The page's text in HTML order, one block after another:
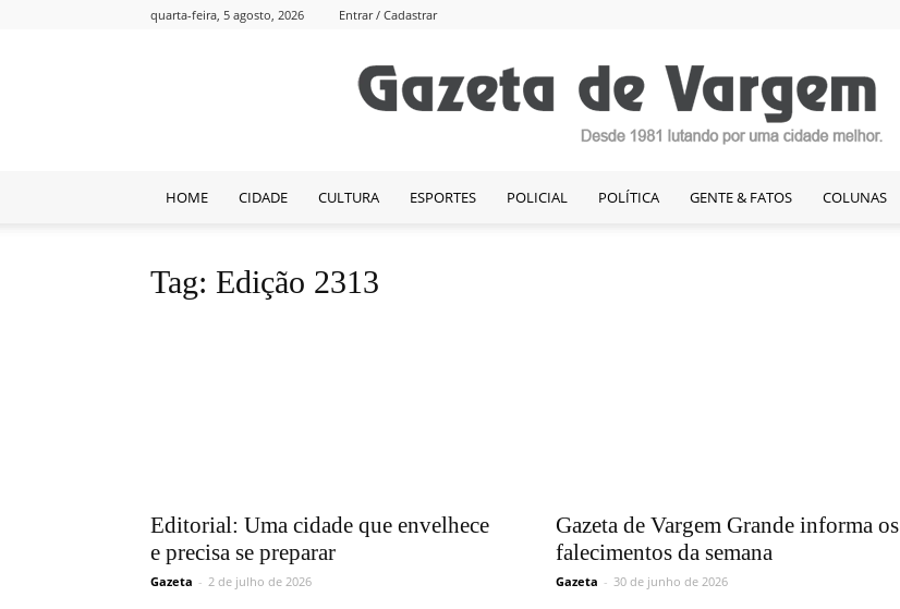
quarta-feira, 5 agosto, 2026 Entrar / Cadastrar
HOME CIDADE CULTURA ESPORTES POLICIAL POLÍTICA GENTE & FATOS COLUNAS
Tag: Edição 2313
Editorial: Uma cidade que envelhece
e precisa se preparar
Gazeta - 2 de julho de 2026
Gazeta de Vargem Grande informa os
falecimentos da semana
Gazeta - 30 de junho de 2026